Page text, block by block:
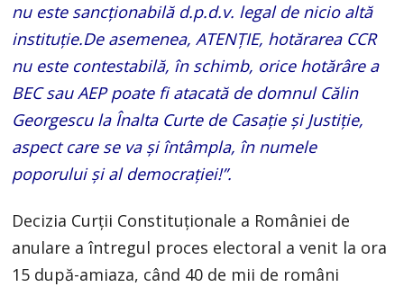
nu este sancționabilă d.p.d.v. legal de nicio altă
instituție.De asemenea, ATENȚIE, hotărarea CCR
nu este contestabilă, în schimb, orice hotărâre a
BEC sau AEP poate fi atacată de domnul Călin
Georgescu la Înalta Curte de Casație și Justiție,
aspect care se va și întâmpla, în numele
poporului și al democrației!”.
Decizia Curţii Constituţionale a României de
anulare a întregul proces electoral a venit la ora
15 după-amiaza, când 40 de mii de români